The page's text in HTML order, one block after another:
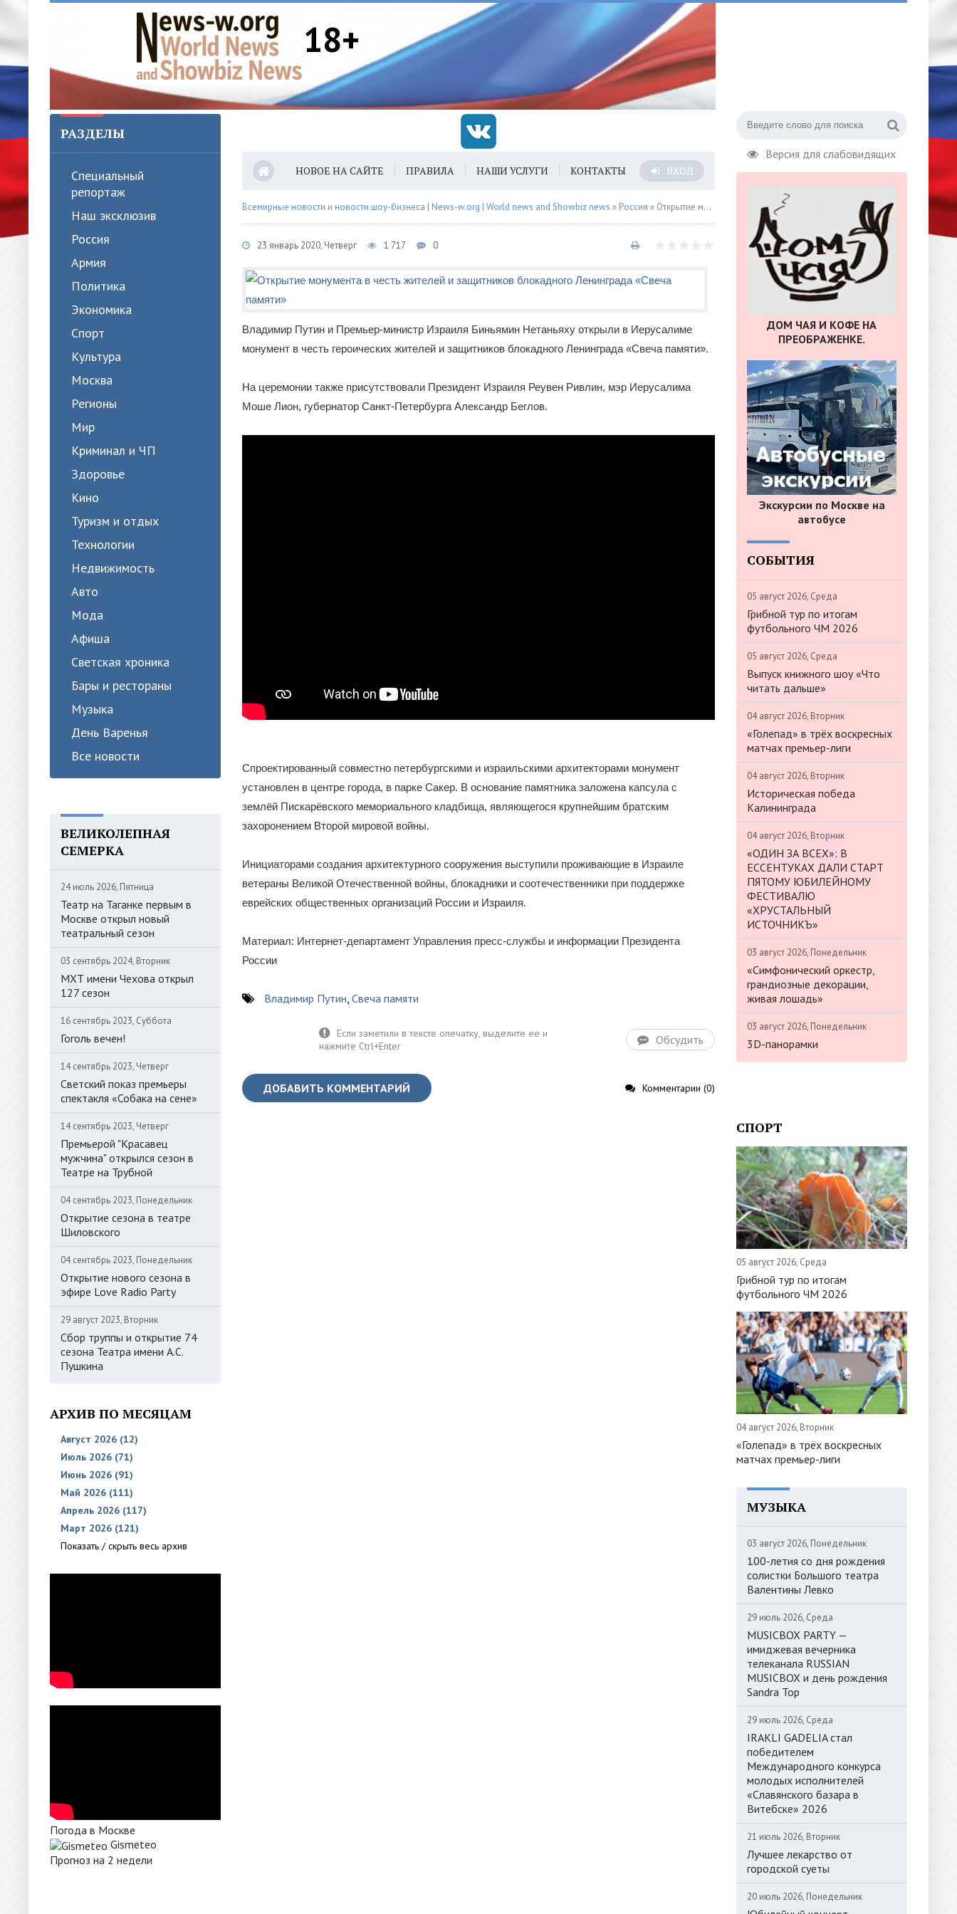
18+
Версия для слабовидящих
РАЗДЕЛЫ
Специальный
репортаж
Наш эксклюзив
Россия
Армия
Политика
Экономика
Спорт
Культура
Москва
Регионы
Мир
Криминал и ЧП
Здоровье
Кино
Туризм и отдых
Технологии
Недвижимость
Авто
Мода
Афиша
Светская хроника
Бары и рестораны
Музыка
День Варенья
Все новости
ВЕЛИКОЛЕПНАЯ
СЕМЕРКА
24 июль 2026, Пятница
Театр на Таганке первым в
Москве открыл новый
театральный сезон
03 сентябрь 2024, Вторник
МХТ имени Чехова открыл
127 сезон
16 сентябрь 2023, Суббота
Гоголь вечен!
14 сентябрь 2023, Четверг
Светский показ премьеры
спектакля «Собака на сене»
14 сентябрь 2023, Четверг
Премьерой "Красавец
мужчина" открылся сезон в
Театре на Трубной
04 сентябрь 2023, Понедельник
Открытие сезона в театре
Шиловского
04 сентябрь 2023, Понедельник
Открытие нового сезона в
эфире Love Radio Party
29 август 2023, Вторник
Сбор труппы и открытие 74
сезона Театра имени А.С.
Пушкина
АРХИВ ПО МЕСЯЦАМ
Август 2026 (12)
Июль 2026 (71)
Июнь 2026 (91)
Май 2026 (111)
Апрель 2026 (117)
Март 2026 (121)
Показать / скрыть весь архив
Погода в Москве
Gismeteo
Прогноз на 2 недели
НОВОЕ НА САЙТЕ ПРАВИЛА НАШИ УСЛУГИ КОНТАКТЫ ВХОД
Всемирные новости и новости шоу-бизнеса | News-w.org | World news and Showbiz news » Россия » Открытие монумента в честь жителей и защитников блокадного Ленинграда «Свеча памяти»
23 январь 2020, Четверг 1 717 0
Владимир Путин и Премьер-министр Израиля Биньямин Нетаньяху открыли в Иерусалиме
монумент в честь героических жителей и защитников блокадного Ленинграда «Свеча памяти».
На церемонии также присутствовали Президент Израиля Реувен Ривлин, мэр Иерусалима
Моше Лион, губернатор Санкт-Петербурга Александр Беглов.
Спроектированный совместно петербургскими и израильскими архитекторами монумент
установлен в центре города, в парке Сакер. В основание памятника заложена капсула с
землёй Пискарёвского мемориального кладбища, являющегося крупнейшим братским
захоронением Второй мировой войны.
Инициаторами создания архитектурного сооружения выступили проживающие в Израиле
ветераны Великой Отечественной войны, блокадники и соотечественники при поддержке
еврейских общественных организаций России и Израиля.
Материал: Интернет-департамент Управления пресс-службы и информации Президента
России
Владимир Путин, Свеча памяти
Обсудить
ДОБАВИТЬ КОММЕНТАРИЙ Комментарии (0)
ДОМ ЧАЯ И КОФЕ НА
ПРЕОБРАЖЕНКЕ.
Экскурсии по Москве на
автобусе
СОБЫТИЯ
05 август 2026, Среда
Грибной тур по итогам
футбольного ЧМ 2026
05 август 2026, Среда
Выпуск книжного шоу «Что
читать дальше»
04 август 2026, Вторник
«Голепад» в трёх воскресных
матчах премьер-лиги
04 август 2026, Вторник
Историческая победа
Калининграда
04 август 2026, Вторник
«ОДИН ЗА ВСЕХ»: В
ЕССЕНТУКАХ ДАЛИ СТАРТ
ПЯТОМУ ЮБИЛЕЙНОМУ
ФЕСТИВАЛЮ
«ХРУСТАЛЬНЫЙ
ИСТОЧНИКЪ»
03 август 2026, Понедельник
«Симфонический оркестр,
грандиозные декорации,
живая лошадь»
03 август 2026, Понедельник
3D-панорамки
СПОРТ
05 август 2026, Среда
Грибной тур по итогам
футбольного ЧМ 2026
04 август 2026, Вторник
«Голепад» в трёх воскресных
матчах премьер-лиги
МУЗЫКА
03 август 2026, Понедельник
100-летия со дня рождения
солистки Большого театра
Валентины Левко
29 июль 2026, Среда
MUSICBOX PARTY —
имиджевая вечерника
телеканала RUSSIAN
MUSICBOX и день рождения
Sandra Top
29 июль 2026, Среда
IRAKLI GADELIA стал
победителем
Международного конкурса
молодых исполнителей
«Славянского базара в
Витебске» 2026
21 июль 2026, Вторник
Лучшее лекарство от
городской суеты
20 июль 2026, Понедельник